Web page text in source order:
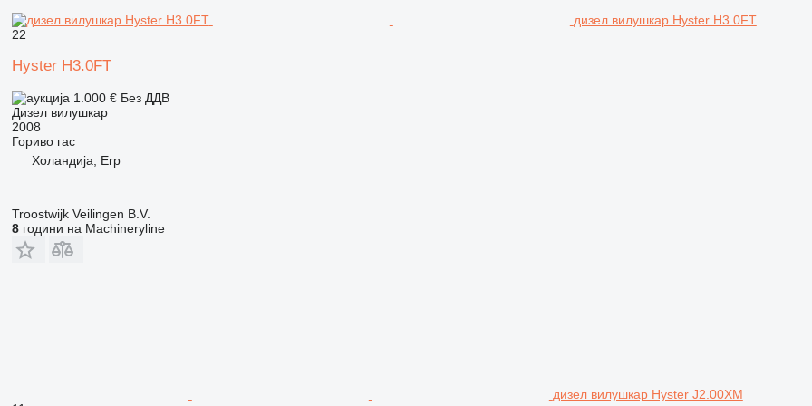
дизел вилушкар Hyster H3.0FT
22
Hyster H3.0FT
1.000 € Без ДДВ
Дизел вилушкар
2008
Гориво гас
Холандија, Erp
Troostwijk Veilingen B.V.
8години на Machineryline
дизел вилушкар Hyster J2.00XM